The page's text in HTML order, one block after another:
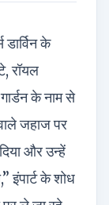
के
रॉयल
के नाम से
जहाज पर
और उन्हें
इंपार्ट के शोध